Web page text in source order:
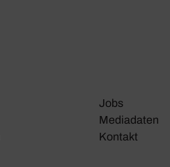
Jobs
Media­daten
Kontakt